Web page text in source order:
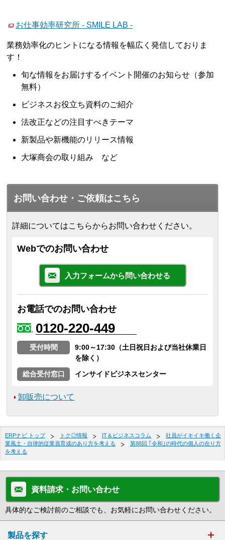
お仕事効率研究所 - SMILE LAB -
業務効率化のヒントになる情報を幅広く発信しておりま
す！
旬な情報をお届けするイベント開催のお知らせ（参加
無料）
ビジネスお役立ち資料のご紹介
法改正などの注目すべきテーマ
新製品や新機能のリリース情報
大塚商会の取り組み など
お問い合わせ・ご依頼はこちら
詳細についてはこちらからお問い合わせください。
Webでのお問い合わせ
入力フォームから問い合わせる
お電話でのお問い合わせ
0120-220-449
受付時間
9:00～17:30（土日祝日および当社休業日
を除く）
総合受付窓口
インサイドビジネスセンター
卸販売について
ERPナビ トップ トク◎情報 IT＆ビジネスコラム
社員がイキイキ働く企
業風土・自律的従業員育成のあり方を考える
第88回 ｢令和｣の時代の個人の在り方
を考える
資料請求・お問い合わせ
具体的なご検討前のご相談でも、お気軽にお問い合わせください。
製品を探す